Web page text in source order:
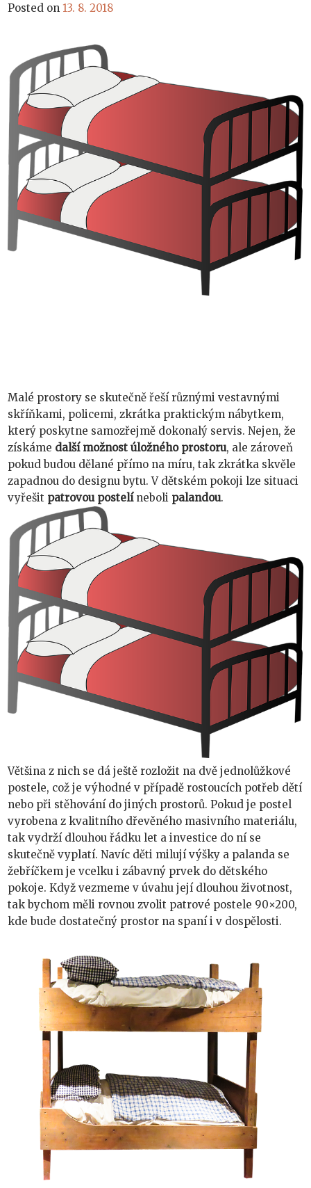
Posted on 13. 8. 2018
Malé prostory se skutečně řeší různými vestavnými
skříňkami, policemi, zkrátka praktickým nábytkem,
který poskytne samozřejmě dokonalý servis. Nejen, že
získáme další možnost úložného prostoru, ale zároveň
pokud budou dělané přímo na míru, tak zkrátka skvěle
zapadnou do designu bytu. V dětském pokoji lze situaci
vyřešit patrovou postelíneboli palandou.
Většina z nich se dá ještě rozložit na dvě jednolůžkové
postele, což je výhodné v případě rostoucích potřeb dětí
nebo při stěhování do jiných prostorů. Pokud je postel
vyrobena z kvalitního dřevěného masivního materiálu,
tak vydrží dlouhou řádku let a investice do ní se
skutečně vyplatí. Navíc děti milují výšky a palanda se
žebříčkem je vcelku i zábavný prvek do dětského
pokoje. Když vezmeme v úvahu její dlouhou životnost,
tak bychom měli rovnou zvolit patrové postele 90×200,
kde bude dostatečný prostor na spaní i v dospělosti.